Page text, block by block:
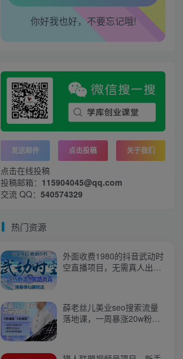
腰也不酸了！
你好我也好，不要忘记哦!
发送邮件 点击投稿 关于我们
点击在线投稿
投稿邮箱： 115904045@qq.com
交流 QQ： 540574329
热门资源
外面收费1980的抖音武动时
空直播项目，无需真人出
薛老丝儿美业seo搜索流量
落地课，一周暴涨20w粉